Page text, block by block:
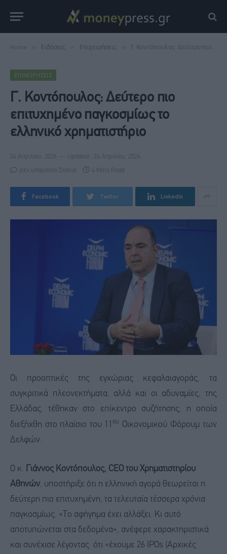
Home Ειδήσεις Επιχειρήσεις Γ. Κοντόπουλος: Δεύτερο πιο επιτυχημένο παγκοσμίως το ελληνικό χρηματιστήριο
ΕΠΙΧΕΙΡΉΣΕΙΣ
Γ. Κοντόπουλος: Δεύτερο πιο
επιτυχημένο παγκοσμίως το
ελληνικό χρηματιστήριο
24 Απριλίου, 2026 Updated: 24 Απριλίου, 2026
Δεν υπάρχουν Σχόλια 4 Mins Read
Facebook Twitter LinkedIn
Οι προοπτικές της εγχώριας κεφαλαιαγοράς, τα
συγκριτικά πλεονεκτήματα, αλλά και οι αδυναμίες, της
Ελλάδας, τέθηκαν στο επίκεντρο συζήτησης, η οποία
διεξήχθη στο πλαίσιο του 11ου
Οικονομικού Φόρουμ των
Δελφών.
Ο κ.
Γιάννος Κοντόπουλος, CEO του Χρηματιστηρίου
Αθηνών, υποστήριξε ότι η ελληνική αγορά θεωρείται η
δεύτερη πιο επιτυχημένη, τα τελευταία τέσσερα χρόνια
παγκοσμίως. «Το αφήγημα έχει αλλάξει. Κι αυτό
αποτυπώνεται στα δεδομένα», ανέφερε χαρακτηριστικά
και συνέχισε λέγοντας ότι «έχουμε 26 IPOs (Aρχικές